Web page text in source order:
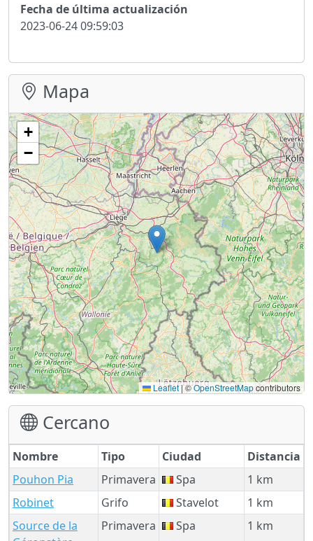
Fecha de última actualización
2023-06-24 09:59:03
Mapa
+
−
Leaflet|©OpenStreetMapcontributors
Cercano
Nombre Tipo Ciudad
Distancia
Pouhon Pia
Primavera Spa
1 km
Robinet
Grifo Stavelot
1 km
Source de la
Primavera Spa 1 km